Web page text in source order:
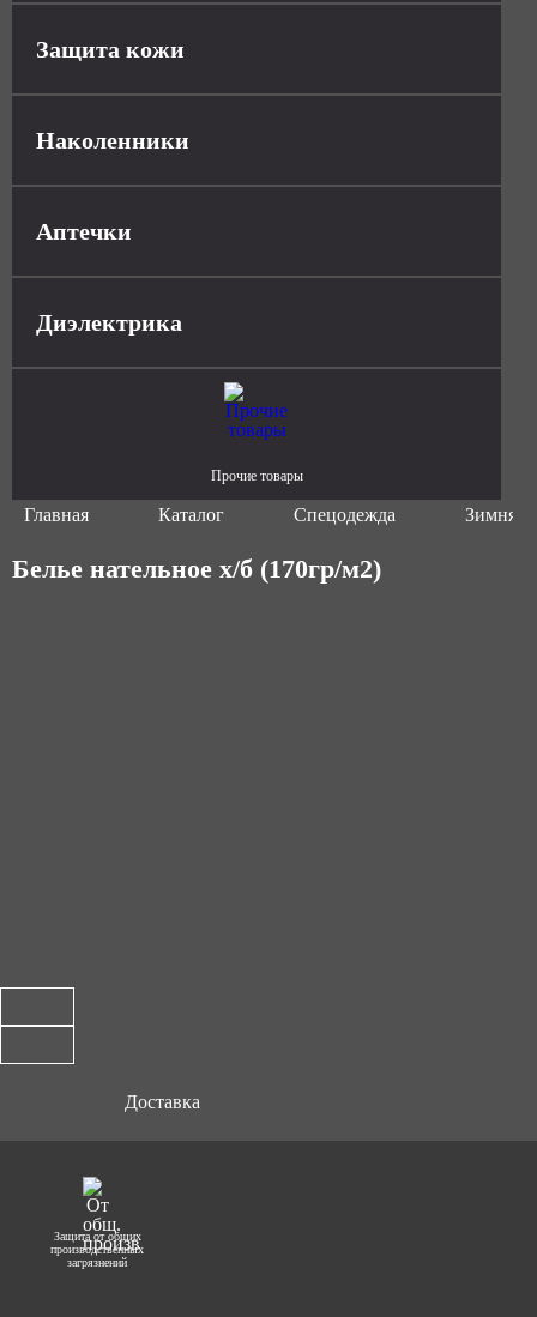
Защита кожи
Наколенники
Аптечки
Диэлектрика
Прочие товары
Главная Каталог Спецодежда Зимняя
Белье нательное х/б (170гр/м2)
Доставка
Защита от общих
производственных
загрязнений